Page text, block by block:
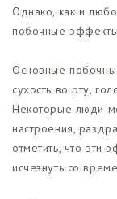
Однако, как и
побочные
Основные
сухость во рту,
Некоторые люди
настроения,
отметить, что эти
исчезнуть со